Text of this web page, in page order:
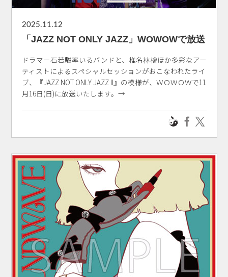
2025.11.12
「JAZZ NOT ONLY JAZZ」WOWOWで放送
ドラマー石若駿率いるバンドと、椎名林檎ほか多彩なアー
ティストによるスペシャルセッションがおこなわれたライ
ブ、『JAZZ NOT ONLY JAZZ II』の模様が、ＷＯＷＯＷで11
月16日(日)に放送いたします。→